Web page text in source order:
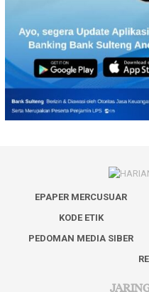
EPAPER MERCUSUAR
KODE ETIK
PEDOMAN MEDIA SIBER